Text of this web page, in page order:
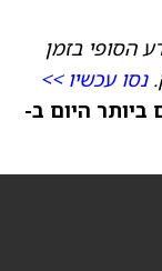
הסופי בזמן
נסו עכשיו >>
ביותר היום ב-